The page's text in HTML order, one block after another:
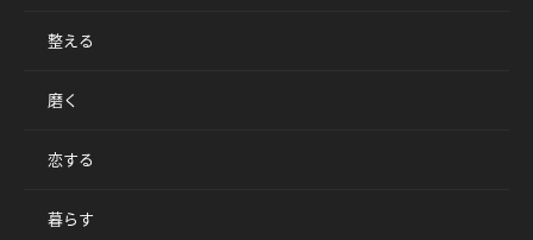
整える
磨く
恋する
暮らす